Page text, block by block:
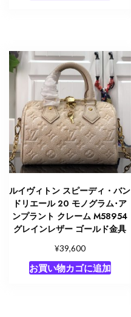
ルイヴィトン スピーディ・バン
ドリエール 20 モノグラム･ア
ンプラント クレーム M58954
グレインレザー ゴールド金具
¥39,600
お買い物カゴに追加